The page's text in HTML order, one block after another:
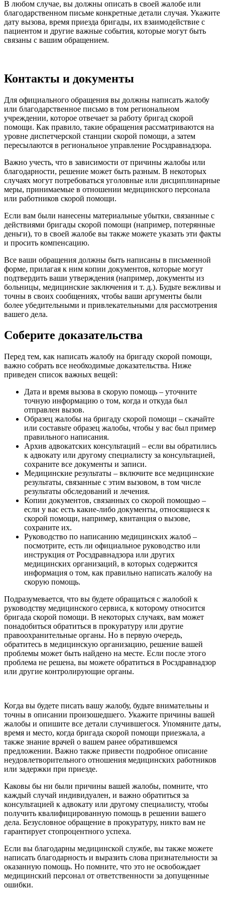
В любом случае, вы должны описать в своей жалобе или
благодарственном письме конкретные детали случая. Укажите
дату вызова, время приезда бригады, их взаимодействие с
пациентом и другие важные события, которые могут быть
связаны с вашим обращением.
Контакты и документы
Для официального обращения вы должны написать жалобу
или благодарственное письмо в том региональном
учреждении, которое отвечает за работу бригад скорой
помощи. Как правило, такие обращения рассматриваются на
уровне диспетчерской станции скорой помощи, а затем
пересылаются в региональное управление Росздравнадзора.
Важно учесть, что в зависимости от причины жалобы или
благодарности, решение может быть разным. В некоторых
случаях могут потребоваться уголовные или дисциплинарные
меры, принимаемые в отношении медицинского персонала
или работников скорой помощи.
Если вам были нанесены материальные убытки, связанные с
действиями бригады скорой помощи (например, потерянные
деньги), то в своей жалобе вы также можете указать эти факты
и просить компенсацию.
Все ваши обращения должны быть написаны в письменной
форме, прилагая к ним копии документов, которые могут
подтвердить ваши утверждения (например, документы из
больницы, медицинские заключения и т. д.). Будьте вежливы и
точны в своих сообщениях, чтобы ваши аргументы были
более убедительными и привлекательными для рассмотрения
вашего дела.
Соберите доказательства
Перед тем, как написать жалобу на бригаду скорой помощи,
важно собрать все необходимые доказательства. Ниже
приведен список важных вещей:
Дата и время вызова в скорую помощь – уточните
точную информацию о том, когда и откуда был
отправлен вызов.
Образец жалобы на бригаду скорой помощи – скачайте
или составьте образец жалобы, чтобы у вас был пример
правильного написания.
Архив адвокатских консультаций – если вы обратились
к адвокату или другому специалисту за консультацией,
сохраните все документы и записи.
Медицинские результаты – включите все медицинские
результаты, связанные с этим вызовом, в том числе
результаты обследований и лечения.
Копии документов, связанных со скорой помощью –
если у вас есть какие-либо документы, относящиеся к
скорой помощи, например, квитанция о вызове,
сохраните их.
Руководство по написанию медицинских жалоб –
посмотрите, есть ли официальное руководство или
инструкция от Росздравнадзора или других
медицинских организаций, в которых содержится
информация о том, как правильно написать жалобу на
скорую помощь.
Подразумевается, что вы будете обращаться с жалобой к
руководству медицинского сервиса, к которому относится
бригада скорой помощи. В некоторых случаях, вам может
понадобиться обратиться в прокуратуру или другие
правоохранительные органы. Но в первую очередь,
обратитесь в медицинскую организацию, решение вашей
проблемы может быть найдено на месте. Если после этого
проблема не решена, вы можете обратиться в Росздравнадзор
или другие контролирующие органы.
Когда вы будете писать вашу жалобу, будьте внимательны и
точны в описании произошедшего. Укажите причины вашей
жалобы и опишите все детали случившегося. Упомяните даты,
время и место, когда бригада скорой помощи приезжала, а
также знание врачей о вашем ранее обратившемся
предложении. Важно также привести подробное описание
неудовлетворительного отношения медицинских работников
или задержки при приезде.
Каковы бы ни были причины вашей жалобы, помните, что
каждый случай индивидуален, и важно обратиться за
консультацией к адвокату или другому специалисту, чтобы
получить квалифицированную помощь в решении вашего
дела. Безусловное обращение в прокуратуру, никто вам не
гарантирует стопроцентного успеха.
Если вы благодарны медицинской службе, вы также можете
написать благодарность и выразить слова признательности за
оказанную помощь. Но помните, что это не освобождает
медицинский персонал от ответственности за допущенные
ошибки.